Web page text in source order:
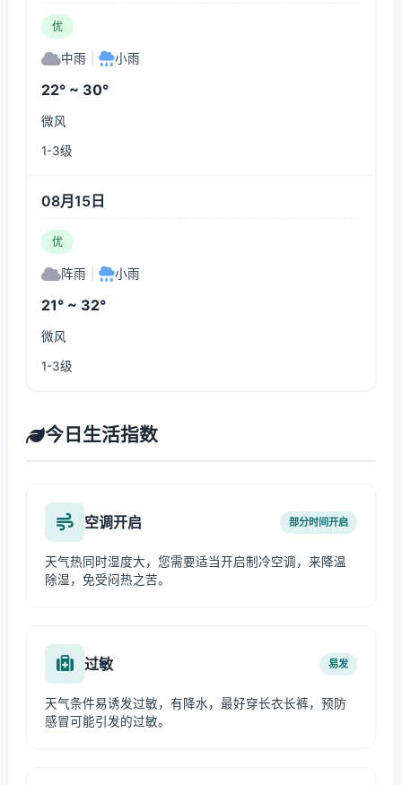
优
中雨 小雨
22° ~ 30°
微风
1-3级
08月15日
优
阵雨 小雨
21° ~ 32°
微风
1-3级
今日生活指数
空调开启 部分时间开启
天气热同时湿度大，您需要适当开启制冷空调，来降温
除湿，免受闷热之苦。
过敏 易发
天气条件易诱发过敏，有降水，最好穿长衣长裤，预防
感冒可能引发的过敏。